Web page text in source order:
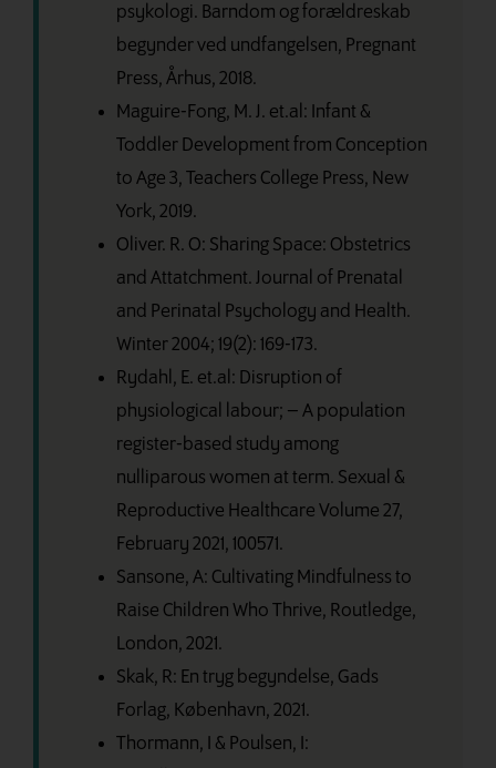
psykologi. Barndom og forældreskab
begynder ved undfangelsen, Pregnant
Press, Århus, 2018.
Maguire-Fong, M. J. et.al: Infant &
Toddler Development from Conception
to Age 3, Teachers College Press, New
York, 2019.
Oliver. R. O: Sharing Space: Obstetrics
and Attatchment. Journal of Prenatal
and Perinatal Psychology and Health.
Winter 2004; 19(2): 169-173.
Rydahl, E. et.al: Disruption of
physiological labour; – A population
register-based study among
nulliparous women at term. Sexual &
Reproductive Healthcare Volume 27,
February 2021, 100571.
Sansone, A: Cultivating Mindfulness to
Raise Children Who Thrive, Routledge,
London, 2021.
Skak, R: En tryg begyndelse, Gads
Forlag, København, 2021.
Thormann, I & Poulsen, I: